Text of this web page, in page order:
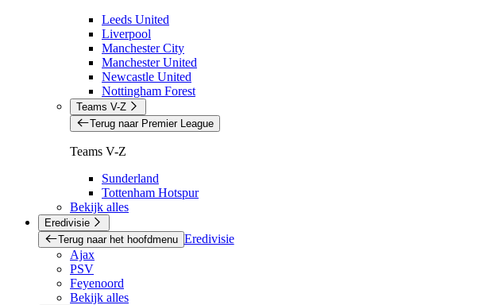
Leeds United
Liverpool
Manchester City
Manchester United
Newcastle United
Nottingham Forest
Teams V-Z
Terug naar Premier League
Teams V-Z
Sunderland
Tottenham Hotspur
Bekijk alles
Eredivisie
Terug naar het hoofdmenu Eredivisie
Ajax
PSV
Feyenoord
Bekijk alles